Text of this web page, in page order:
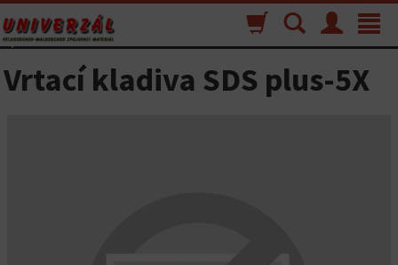
Toggle
Menu
Vyhľadávanie
Nákupný
košík
Vrtací kladiva SDS plus-5X